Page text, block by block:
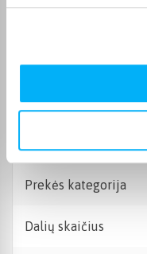
Gylis
Prekės kategorija
Dalių skaičius